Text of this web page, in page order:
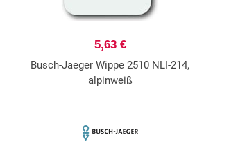
5,63 €
Busch-Jaeger Wippe 2510 NLI-214,
alpinweiß